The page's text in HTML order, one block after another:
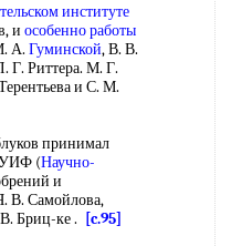
институте
и особенно работы
А. Гуминской, В. В.
Г. Риттера. М. Г.
и С. М.
принимал
(Научно-
и
В. Самойлова,
Бриц-ке .
[c.95]